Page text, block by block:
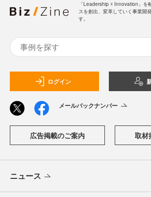
「Leadership ☓ Innovation」を
スを創出、変革していく事業開
す。
ログイン
メールバックナンバー
広告掲載のご案内 取材
ニュース